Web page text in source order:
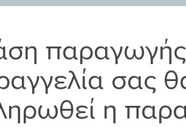
σας
η